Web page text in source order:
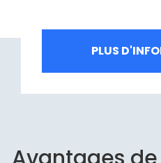
PLUS